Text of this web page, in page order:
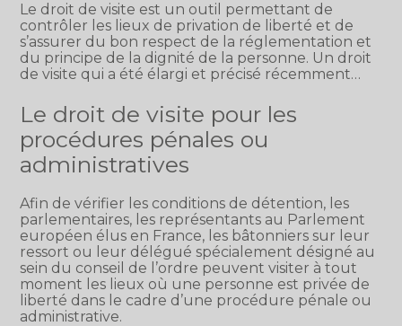
Le droit de visite est un outil permettant de
contrôler les lieux de privation de liberté et de
s’assurer du bon respect de la réglementation et
du principe de la dignité de la personne. Un droit
de visite qui a été élargi et précisé récemment…
Le droit de visite pour les
procédures pénales ou
administratives
Afin de vérifier les conditions de détention, les
parlementaires, les représentants au Parlement
européen élus en France, les bâtonniers sur leur
ressort ou leur délégué spécialement désigné au
sein du conseil de l’ordre peuvent visiter à tout
moment les lieux où une personne est privée de
liberté dans le cadre d’une procédure pénale ou
administrative.